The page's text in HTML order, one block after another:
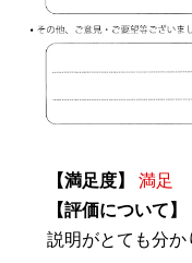
【満足度】
満足
【評価について】
説明がとても分か